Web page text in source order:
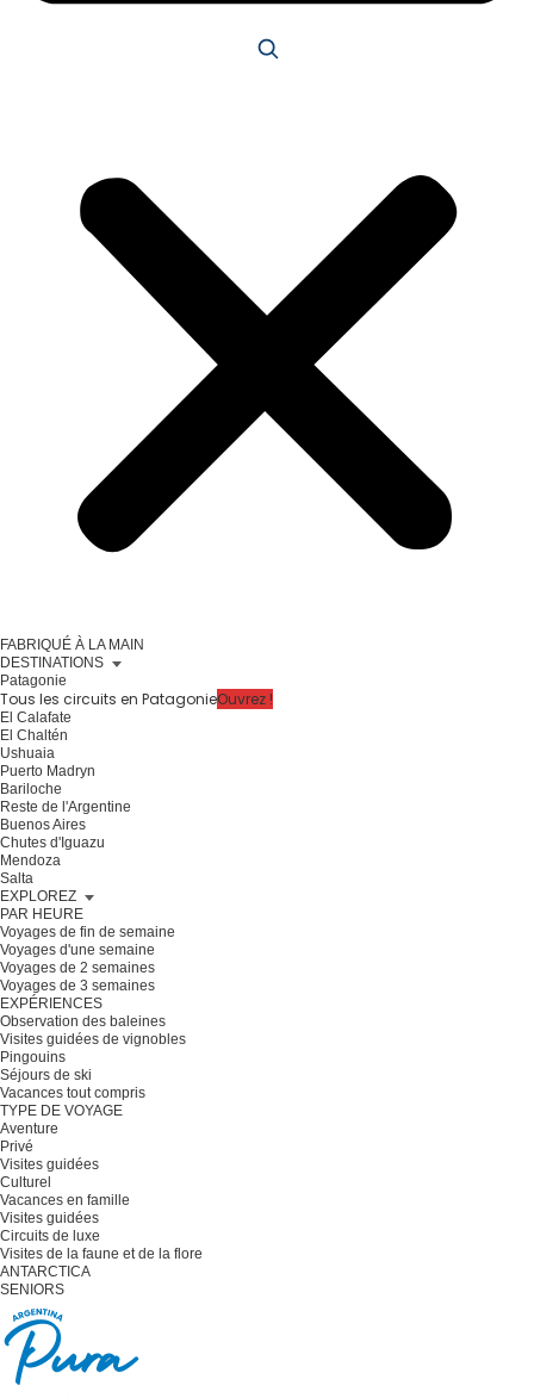
FABRIQUÉ À LA MAIN
DESTINATIONS
Patagonie
Tous les circuits en PatagonieOuvrez !
El Calafate
El Chaltén
Ushuaia
Puerto Madryn
Bariloche
Reste de l'Argentine
Buenos Aires
Chutes d'Iguazu
Mendoza
Salta
EXPLOREZ
PAR HEURE
Voyages de fin de semaine
Voyages d'une semaine
Voyages de 2 semaines
Voyages de 3 semaines
EXPÉRIENCES
Observation des baleines
Visites guidées de vignobles
Pingouins
Séjours de ski
Vacances tout compris
TYPE DE VOYAGE
Aventure
Privé
Visites guidées
Culturel
Vacances en famille
Visites guidées
Circuits de luxe
Visites de la faune et de la flore
ANTARCTICA
SENIORS